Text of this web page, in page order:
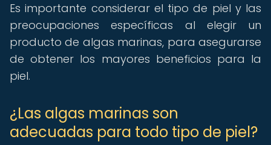
Es importante considerar el tipo de piel y las
preocupaciones específicas al elegir un
producto de algas marinas, para asegurarse
de obtener los mayores beneficios para la
piel.
¿Las algas marinas son
adecuadas para todo tipo de piel?